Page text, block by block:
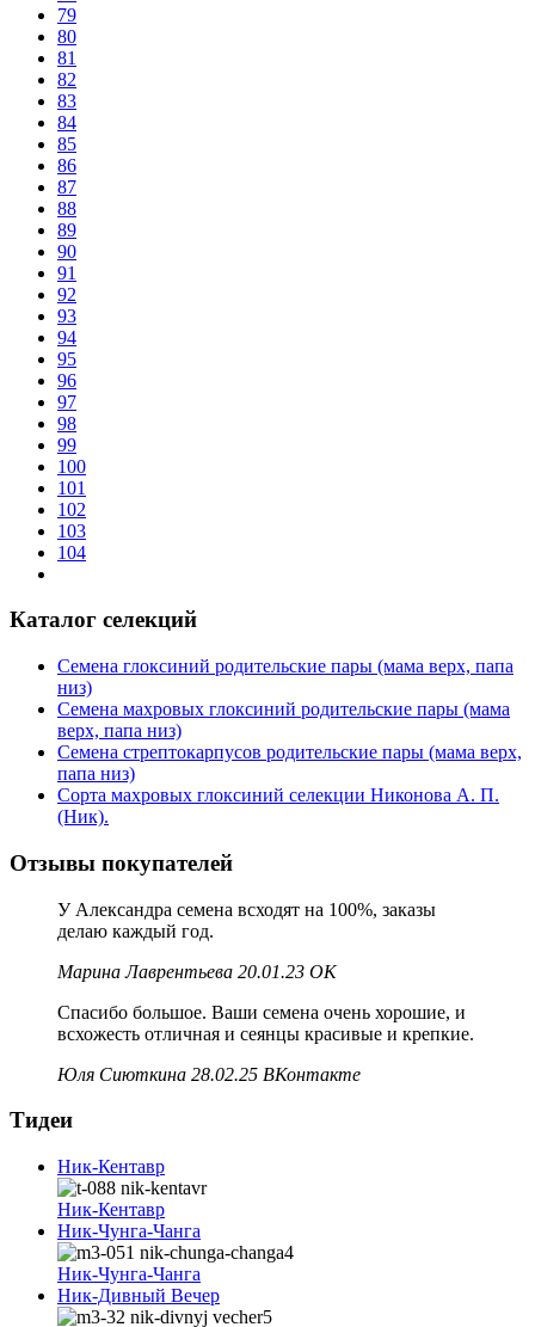
79
80
81
82
83
84
85
86
87
88
89
90
91
92
93
94
95
96
97
98
99
100
101
102
103
104
Каталог селекций
Семена глоксиний родительские пары (мама верх, папа
низ)
Семена махровых глоксиний родительские пары (мама
верх, папа низ)
Семена стрептокарпусов родительские пары (мама верх,
папа низ)
Сорта махровых глоксиний селекции Никонова А. П.
(Ник).
Отзывы покупателей
У Александра семена всходят на 100%, заказы
делаю каждый год.
Марина Лаврентьева 20.01.23 ОК
Спасибо большое. Ваши семена очень хорошие, и
всхожесть отличная и сеянцы красивые и крепкие.
Юля Сиюткина 28.02.25 ВКонтакте
Тидеи
Ник-Кентавр
Ник-Кентавр
Ник-Чунга-Чанга
Ник-Чунга-Чанга
Ник-Дивный Вечер